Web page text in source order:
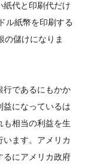
紙代と印刷代だけ
ル紙幣を印刷する
の儲けになりま
行であるにもかか
益になっているは
も相当の利益を生
います。アメリカ
るにアメリカ政府